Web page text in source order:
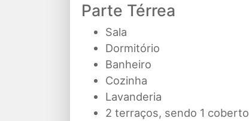
Parte Térrea
Sala
Dormitório
Banheiro
Cozinha
Lavanderia
2 terraços, sendo 1 coberto